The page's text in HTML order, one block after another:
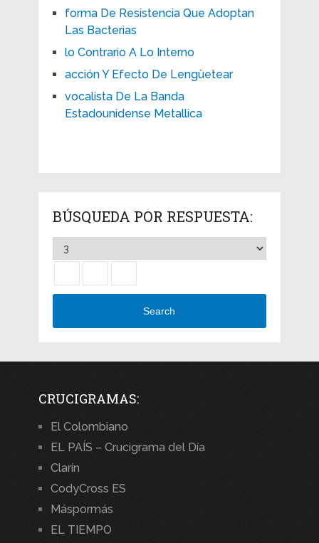
forma De Resistencia Que Adoptan
Las Bacterias
lo Contrario A Lo Interno
acción Y Efecto De Lengüetear
vocalista De La Banda
Estadounidense Metallica
BÚSQUEDA POR RESPUESTA:
Search
CRUCIGRAMAS:
El Colombiano
EL PAÍS – Crucigrama del Día
Clarín
CodyCross ES
Máspormás
EL TIEMPO